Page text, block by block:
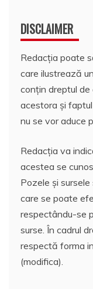
DISCLAIMER
Redacția poate
care ilustrează
conțin dreptul de
acestora și
nu se vor aduce
Redacția va
acestea se
Pozele și
care se poate
respectându-se
surse. În cadrul
respectă forma
(modifica).